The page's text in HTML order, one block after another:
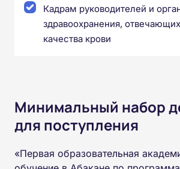
Кадрам руководителей и
здравоохранения,
качества крови
Минимальный набор
для поступления
«Первая образовательная